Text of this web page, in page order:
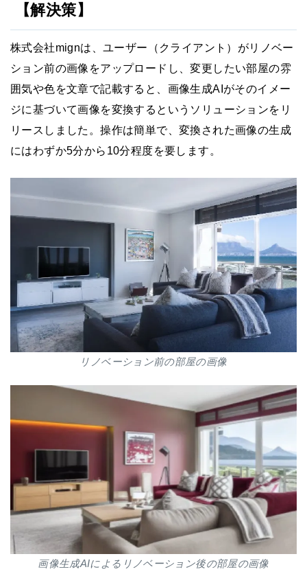
【解決策】
株式会社mignは、ユーザー（クライアント）がリノベー
ション前の画像をアップロードし、変更したい部屋の雰
囲気や色を文章で記載すると、画像生成AIがそのイメー
ジに基づいて画像を変換するというソリューションをリ
リースしました。操作は簡単で、変換された画像の生成
にはわずか5分から10分程度を要します。
リノベーション前の部屋の画像
画像生成AIによるリノベーション後の部屋の画像